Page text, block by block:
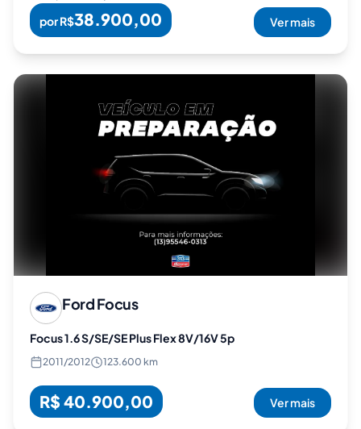
por R$38.900,00 Ver mais
FordFocus
Focus 1.6 S/SE/SE Plus Flex 8V/16V 5p
2011/2012 123.600 km
R$ 40.900,00 Ver mais